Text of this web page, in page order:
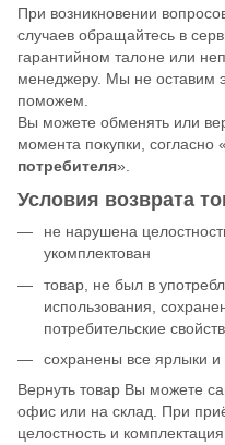
При возникновении
случаев обращайтесь в
гарантийном талоне или
менеджеру. Мы не оставим
поможем.
Вы можете обменять или
момента покупки, согласно «
потребителя».
Условия возврата
не нарушена
укомплектован
товар, не был в
использования,
потребительские
сохранены все ярлыки и
Вернуть товар Вы можете
офис или на склад. При
целостность и